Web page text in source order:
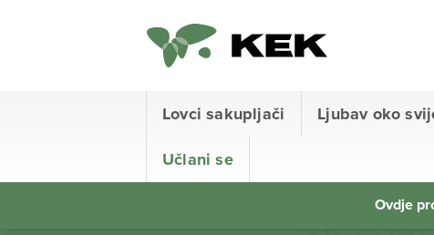
Lovci sakupljači Ljubav oko
Učlani se
Ovdje